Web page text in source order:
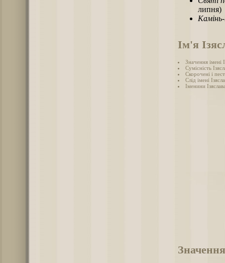
липня)
Ім'я
Значення імені
Сумісність
Скорочені і
Слід імені
Іменини